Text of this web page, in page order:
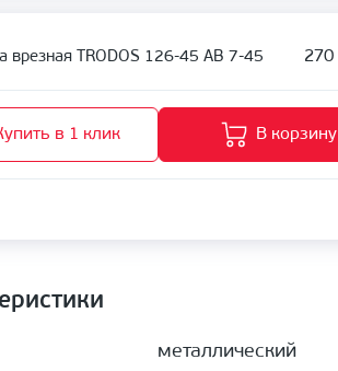
врезная TRODOS 126-45 АВ 7-45 270
в 1 клик В корзину
металлический